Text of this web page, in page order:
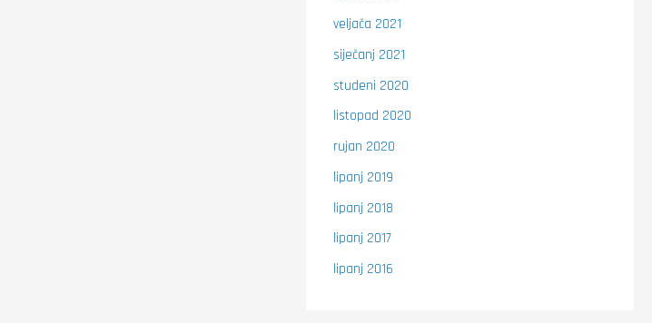
veljača 2021
siječanj 2021
studeni 2020
listopad 2020
rujan 2020
lipanj 2019
lipanj 2018
lipanj 2017
lipanj 2016